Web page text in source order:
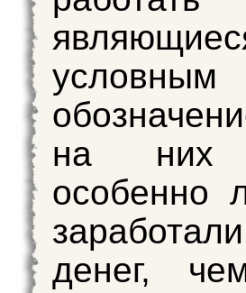
на них
особенно
денег,